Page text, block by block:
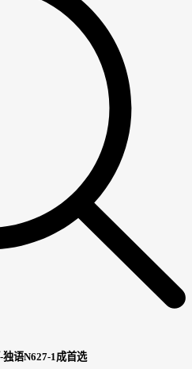
语N627-1成首选